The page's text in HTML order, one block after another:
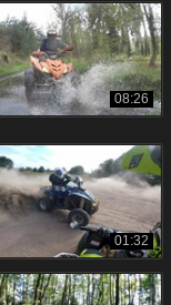
08:26
01:32